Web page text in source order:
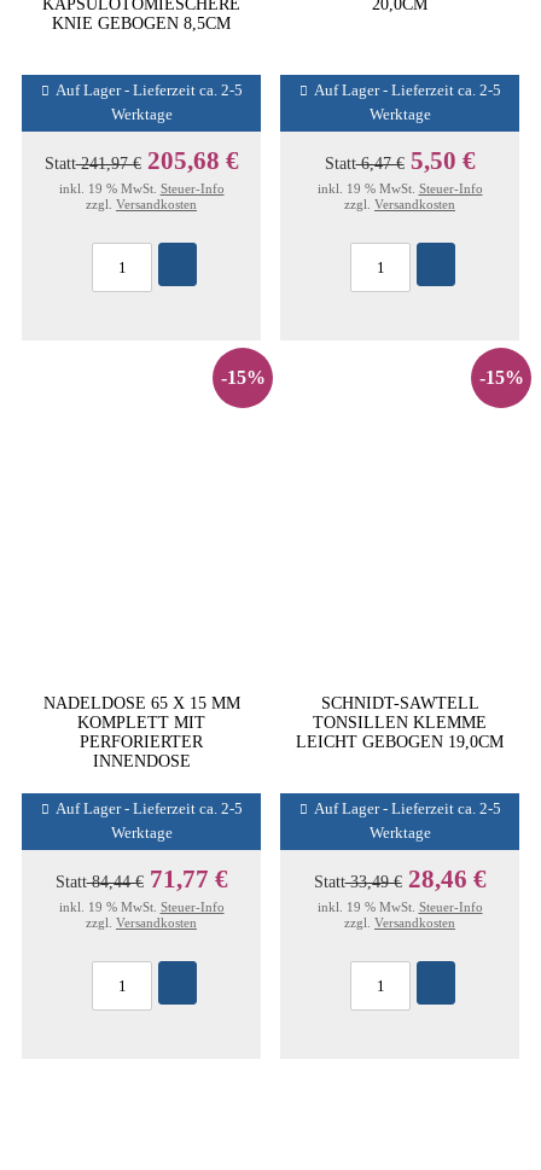
KNIE GEBOGEN 8,5CM
Auf Lager - Lieferzeit ca. 2-5
Werktage
Statt241,97 € 205,68 €
inkl. 19 % MwSt. Steuer-Info
zzgl. Versandkosten
Auf Lager - Lieferzeit ca. 2-5
Werktage
Statt6,47 € 5,50 €
inkl. 19 % MwSt. Steuer-Info
zzgl. Versandkosten
-15%
NADELDOSE 65 X 15 MM
KOMPLETT MIT
PERFORIERTER
INNENDOSE
Auf Lager - Lieferzeit ca. 2-5
Werktage
Statt84,44 € 71,77 €
inkl. 19 % MwSt. Steuer-Info
zzgl. Versandkosten
-15%
SCHNIDT-SAWTELL
TONSILLEN KLEMME
LEICHT GEBOGEN 19,0CM
Auf Lager - Lieferzeit ca. 2-5
Werktage
Statt33,49 € 28,46 €
inkl. 19 % MwSt. Steuer-Info
zzgl. Versandkosten